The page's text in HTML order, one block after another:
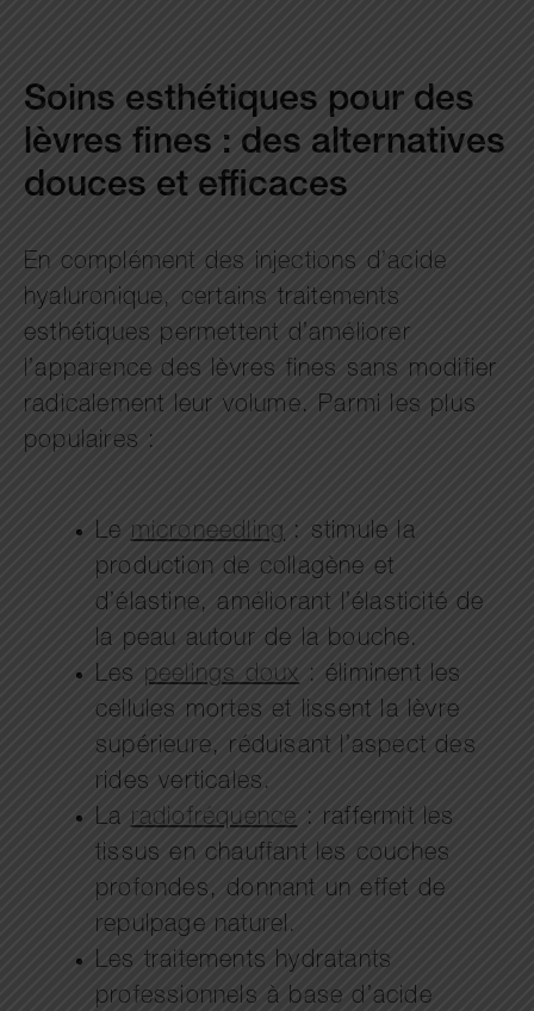
Soins esthétiques pour des
lèvres fines : des alternatives
douces et efficaces
En complément des injections d’acide
hyaluronique, certains traitements
esthétiques permettent d’améliorer
l’apparence des lèvres fines sans modifier
radicalement leur volume. Parmi les plus
populaires :
Lemicroneedling : stimule la
production de collagène et
d’élastine, améliorant l’élasticité de
la peau autour de la bouche.
Les peelings doux : éliminent les
cellules mortes et lissent la lèvre
supérieure, réduisant l’aspect des
rides verticales.
Laradiofréquence: raffermit les
tissus en chauffant les couches
profondes, donnant un effet de
repulpage naturel.
Les traitements hydratants
professionnels à base d’acide